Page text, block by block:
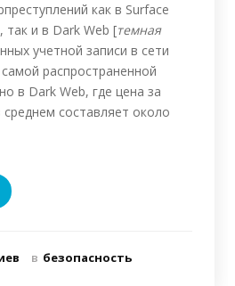
как в Surface
так и в Dark Web [темная
учетной записи в сети
распространенной
в Dark Web, где цена за
составляет около
в безопасность